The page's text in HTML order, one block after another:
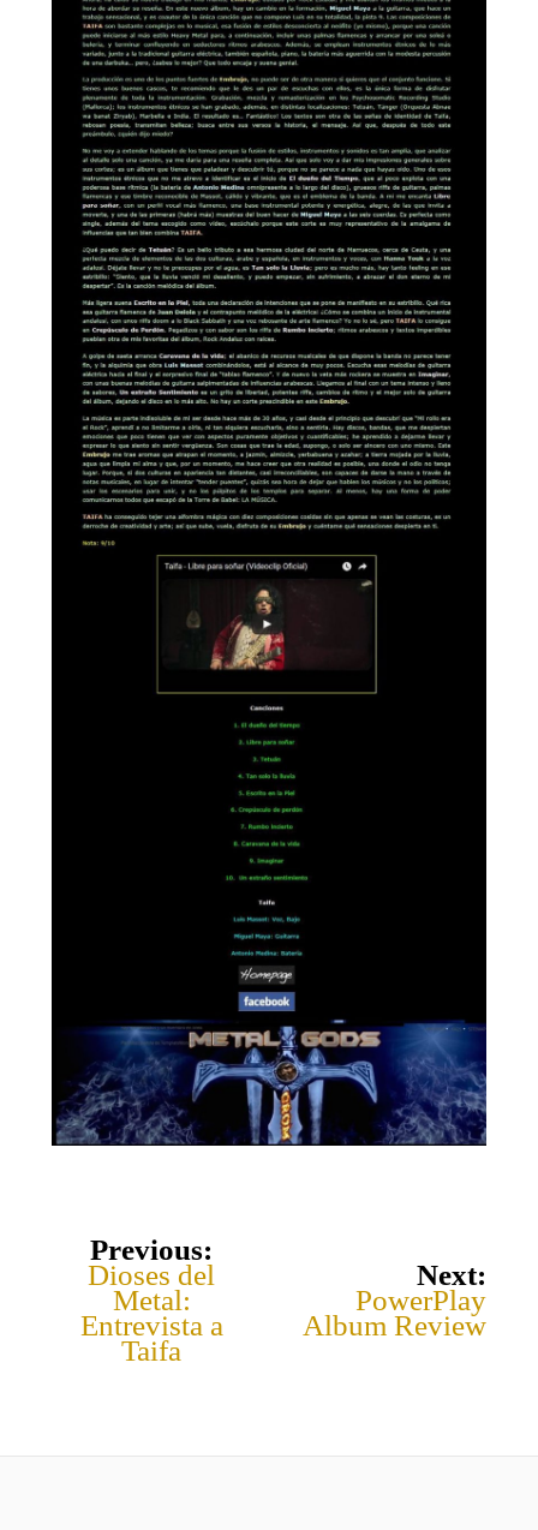
Previous:
Dioses del
Metal:
Entrevista a
Taifa
Next:
PowerPlay
Album Review